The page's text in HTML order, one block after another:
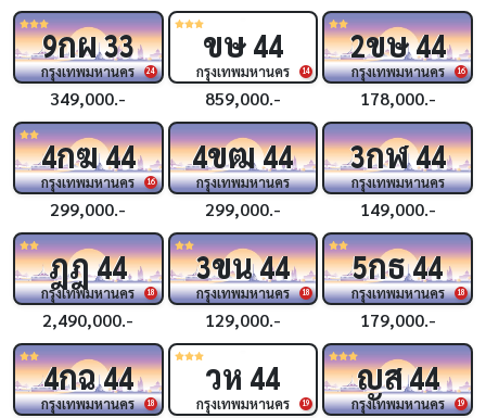
24
9กผ33
กรุงเทพมหานคร
349,000.-
14
ขษ44
กรุงเทพมหานคร
859,000.-
16
2ขษ44
กรุงเทพมหานคร
178,000.-
16
4กฆ44
กรุงเทพมหานคร
299,000.-
4ขฒ44
กรุงเทพมหานคร
299,000.-
3กฬ44
กรุงเทพมหานคร
149,000.-
18
ฎฎ44
กรุงเทพมหานคร
2,490,000.-
18
3ขน44
กรุงเทพมหานคร
129,000.-
18
5กธ44
กรุงเทพมหานคร
179,000.-
18
4กฉ44
กรุงเทพมหานคร 19
วห 44
กรุงเทพมหานคร 19
ญส44
กรุงเทพมหานคร